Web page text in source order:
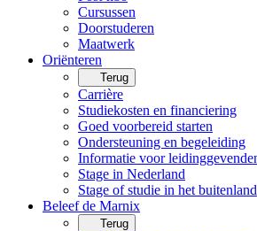
Cursussen
Doorstuderen
Maatwerk
Oriënteren
Terug
Carrière
Studiekosten en financiering
Goed voorbereid starten
Ondersteuning en begeleiding
Informatie voor
Stage in Nederland
Stage of studie in het buitenland
Beleef de Marnix
Terug